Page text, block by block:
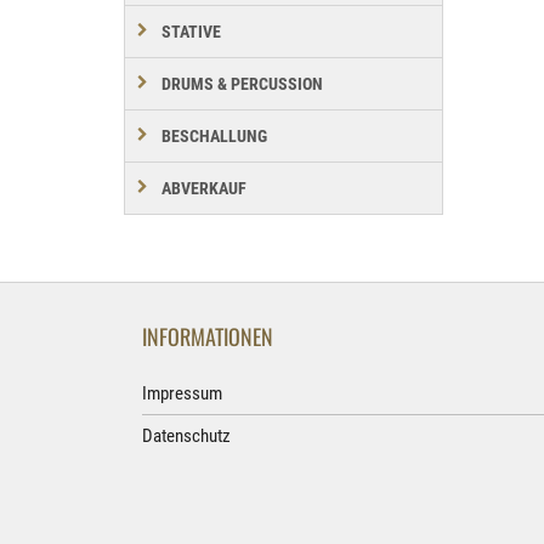
STATIVE
DRUMS & PERCUSSION
BESCHALLUNG
ABVERKAUF
INFORMATIONEN
Impressum
Datenschutz